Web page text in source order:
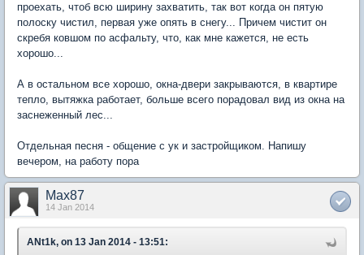
проехать, чтоб всю ширину захватить, так вот когда он пятую
полоску чистил, первая уже опять в снегу... Причем чистит он
скребя ковшом по асфальту, что, как мне кажется, не есть
хорошо...
А в остальном все хорошо, окна-двери закрываются, в квартире
тепло, вытяжка работает, больше всего порадовал вид из окна на
заснеженный лес...
Отдельная песня - общение с ук и застройщиком. Напишу
вечером, на работу пора
Max87
14 Jan 2014
ANt1k, on 13 Jan 2014 - 13:51: